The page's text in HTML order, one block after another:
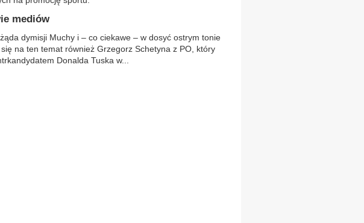
mediów
dymisji Muchy i – co ciekawe – w dosyć ostrym tonie
się na ten temat również Grzegorz Schetyna z PO, który
Donalda Tuska w...